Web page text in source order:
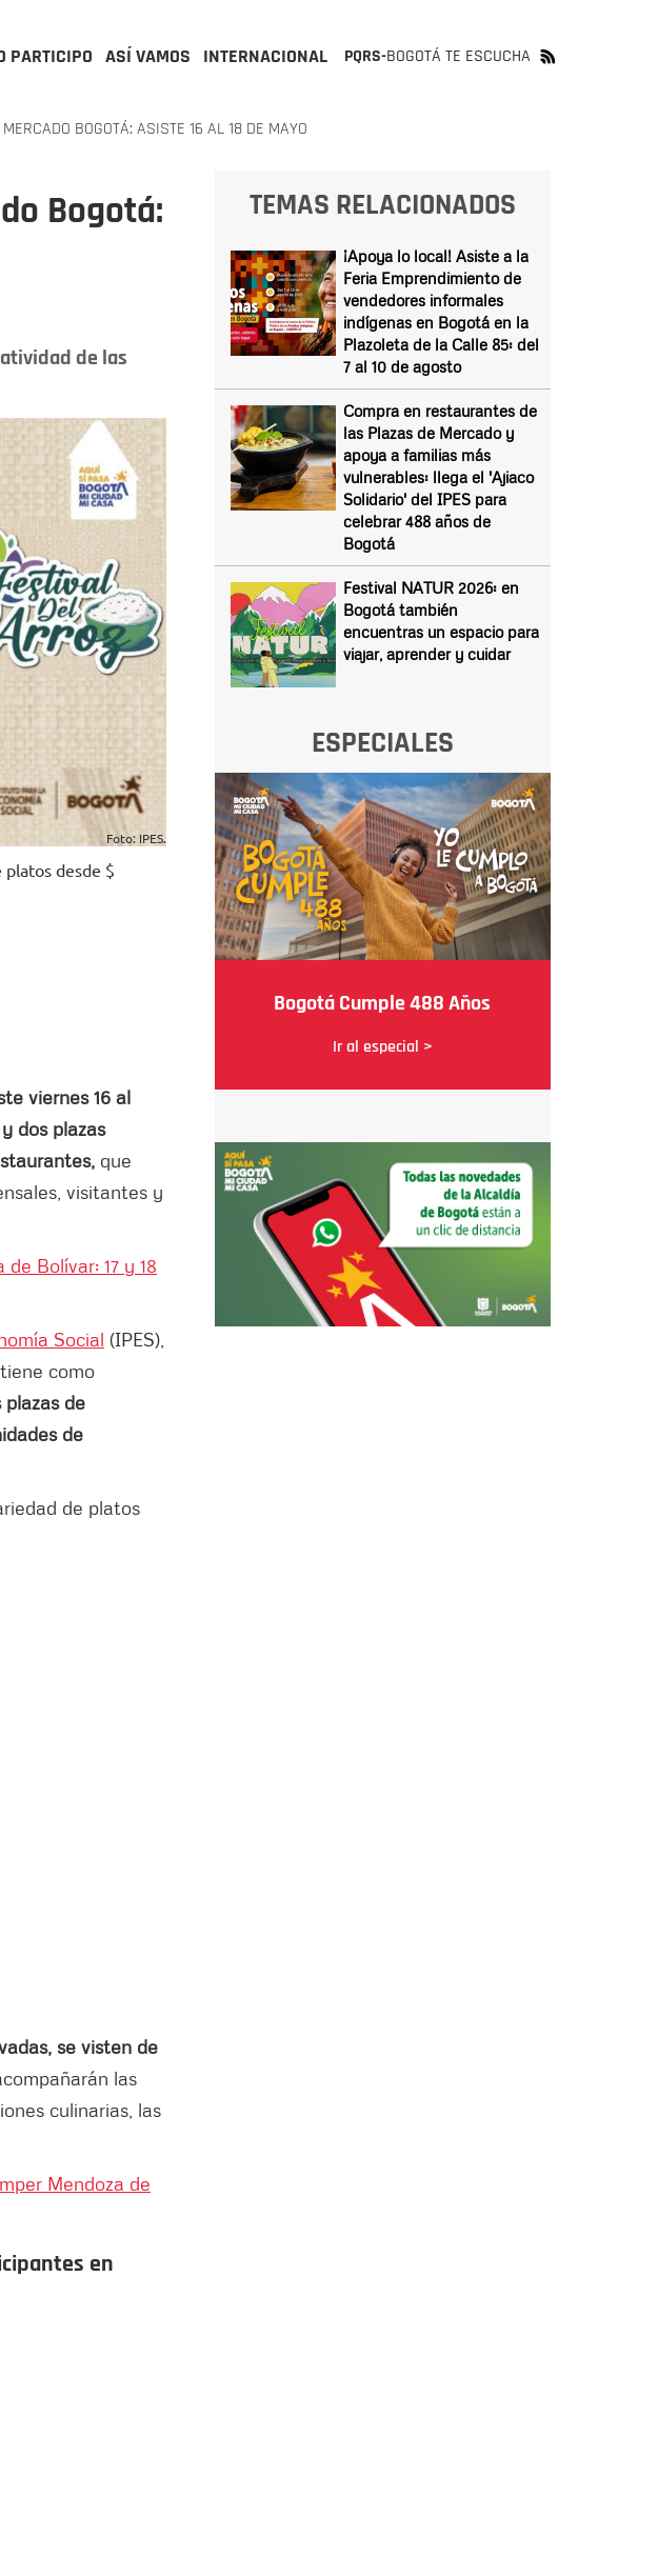
PARTICIPO ASÍ VAMOS INTERNACIONAL PQRS-BOGOTÁ TE ESCUCHA
BOGOTÁ: ASISTE 16 AL 18 DE MAYO
Bogotá:
de las
Foto: IPES.
platos desde $
viernes 16 al
y dos plazas
que
visitantes y
Bolívar: 17 y 18
Social (IPES),
como
de
de
de platos
se visten de
las
culinarias, las
Mendoza de
en
TEMAS RELACIONADOS
¡Apoya lo local! Asiste a la
Feria Emprendimiento de
vendedores informales
indígenas en Bogotá en la
Plazoleta de la Calle 85: del
7 al 10 de agosto
Compra en restaurantes de
las Plazas de Mercado y
apoya a familias más
vulnerables: llega el 'Ajiaco
Solidario' del IPES para
celebrar 488 años de
Bogotá
Festival NATUR 2026: en
Bogotá también
encuentras un espacio para
viajar, aprender y cuidar
ESPECIALES
Bogotá Cumple 488 Años
Ir al especial >